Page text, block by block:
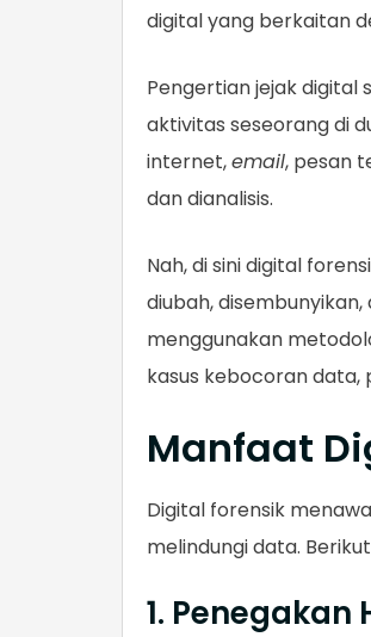
digital yang berkaitan
Pengertian jejak digital
aktivitas seseorang di
internet,email, pesan
dan dianalisis.
Nah, di sini digital
diubah,
menggunakan
kasus kebocoran data,
Manfaat
Digital forensik
melindungi data.
1. Penegakan